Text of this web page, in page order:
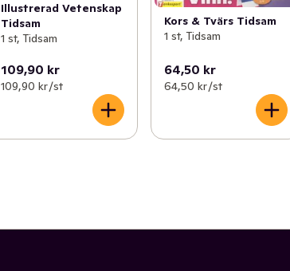
Illustrerad Vetenskap
Tidsam
1 st, Tidsam
109,90 kr
109,90 kr /st
Kors & Tvärs Tidsam
1 st, Tidsam
64,50 kr
64,50 kr /st